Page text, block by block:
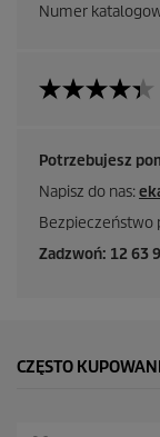
Numer
Potrzebujesz
Napisz do nas:
Bezpieczeństwo
Zadzwoń: 12 63
CZĘSTO